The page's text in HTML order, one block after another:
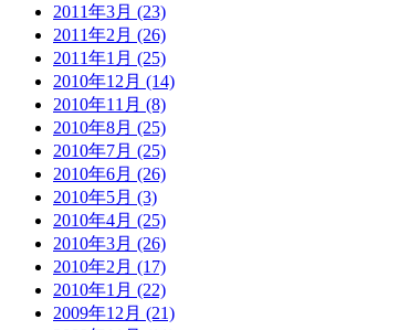
2011年3月 (23)
2011年2月 (26)
2011年1月 (25)
2010年12月 (14)
2010年11月 (8)
2010年8月 (25)
2010年7月 (25)
2010年6月 (26)
2010年5月 (3)
2010年4月 (25)
2010年3月 (26)
2010年2月 (17)
2010年1月 (22)
2009年12月 (21)